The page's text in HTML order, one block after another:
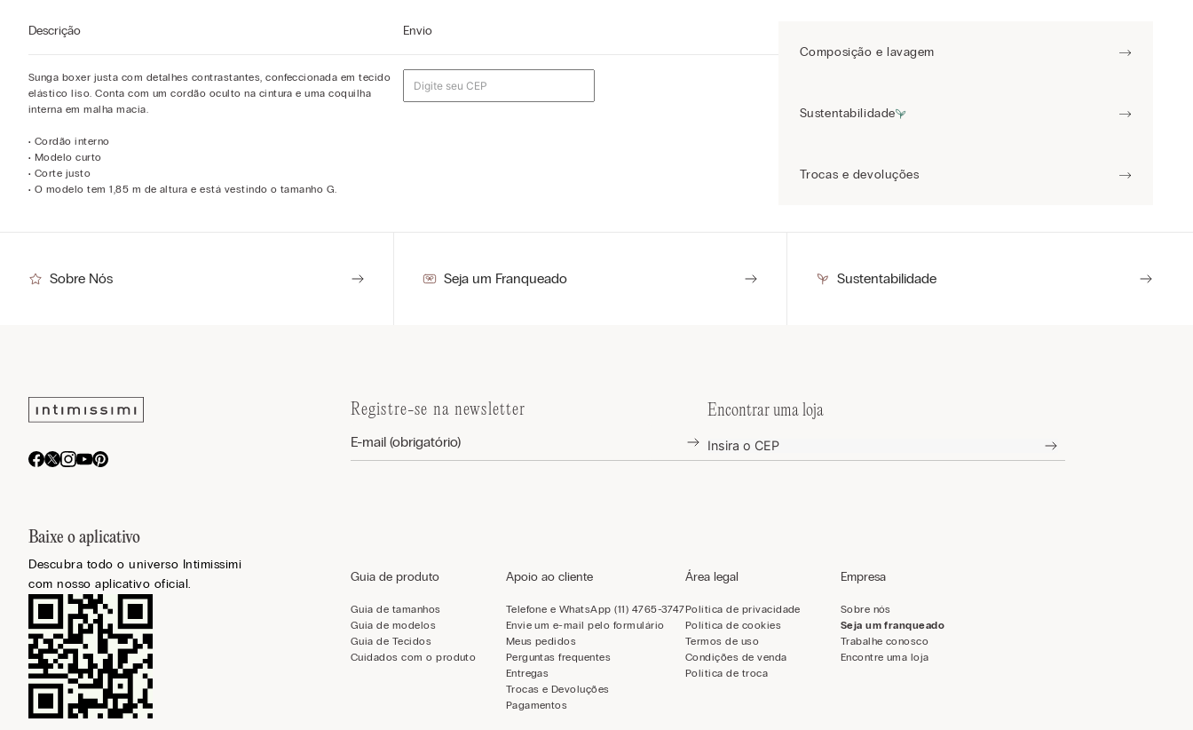
Descrição
Sunga boxer justa com detalhes contrastantes, confeccionada em tecido
elástico liso. Conta com um cordão oculto na cintura e uma coquilha
interna em malha macia.
• Cordão interno
• Modelo curto
• Corte justo
• O modelo tem 1,85 m de altura e está vestindo o tamanho G.
Envio
Composição e lavagem
Sustentabilidade
Trocas e devoluções
Sobre Nós Seja um Franqueado Sustentabilidade
Baixe o aplicativo
Descubra todo o universo Intimissimi
com nosso aplicativo oficial.
Registre-se na newsletter Encontrar uma loja
Guia de produto
Guia de tamanhos
Guia de modelos
Guia de Tecidos
Cuidados com o produto
Apoio ao cliente
Telefone e WhatsApp (11) 4765-3747
Envie um e-mail pelo formulário
Meus pedidos
Perguntas frequentes
Entregas
Trocas e Devoluções
Pagamentos
Área legal
Política de privacidade
Política de cookies
Termos de uso
Condições de venda
Política de troca
Empresa
Sobre nós
Seja um franqueado
Trabalhe conosco
Encontre uma loja